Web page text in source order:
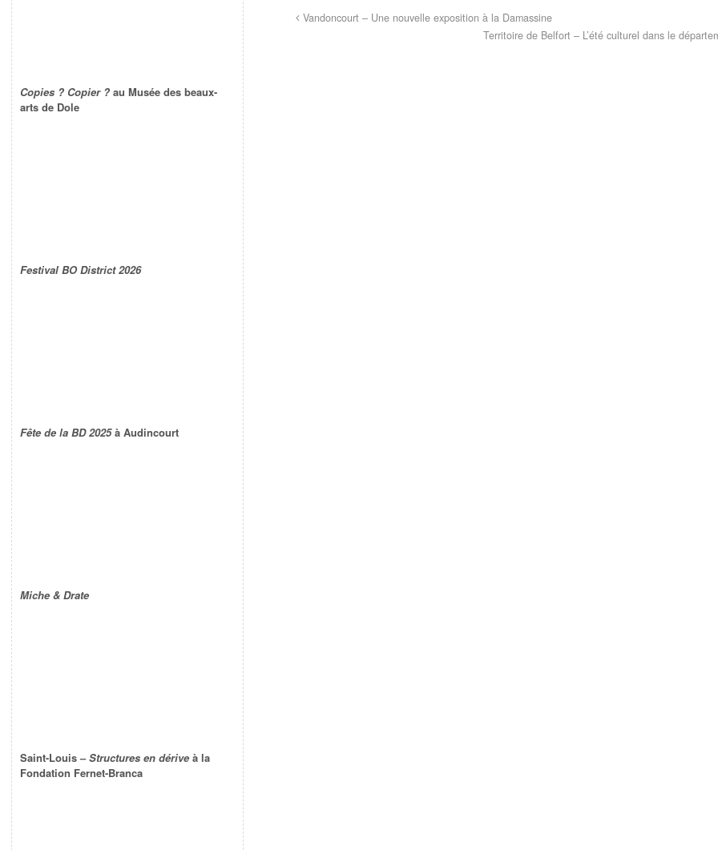
Vandoncourt – Une nouvelle exposition à la Damassine
Territoire de Belfort – L’été culturel dans le
Copies ? Copier ? au Musée des beaux-
arts de Dole
Festival BO District 2026
Fête de la BD 2025à Audincourt
Miche & Drate
Saint-Louis –Structures en dérive à la
Fondation Fernet-Branca